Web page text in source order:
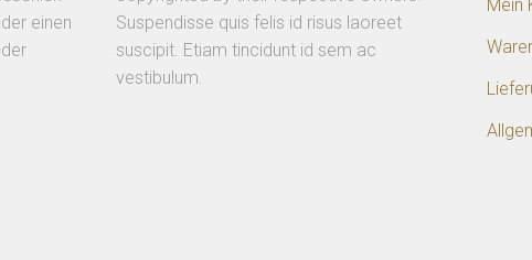
einen
Suspendisse quis felis id risus laoreet
suscipit. Etiam tincidunt id sem ac
vestibulum.
Mein